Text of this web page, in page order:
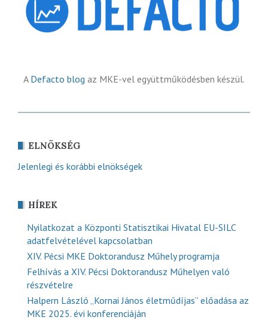
A Defacto blog az MKE-vel együttműködésben készül.
ELNÖKSÉG
Jelenlegi és korábbi elnökségek
HÍREK
Nyilatkozat a Központi Statisztikai Hivatal EU-SILC
adatfelvételével kapcsolatban
XIV. Pécsi MKE Doktorandusz Műhely programja
Felhívás a XIV. Pécsi Doktorandusz Műhelyen való
részvételre
Halpern László „Kornai János életműdíjas” előadása az
MKE 2025. évi konferenciáján